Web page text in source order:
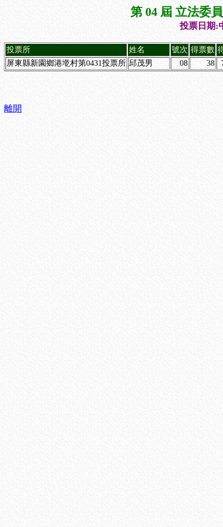
第 04 屆 立法委
投票日期:
投票所 姓名 號次 得票數
屏東縣新園鄉港墘村第0431投票所 邱茂男 08 38
離開